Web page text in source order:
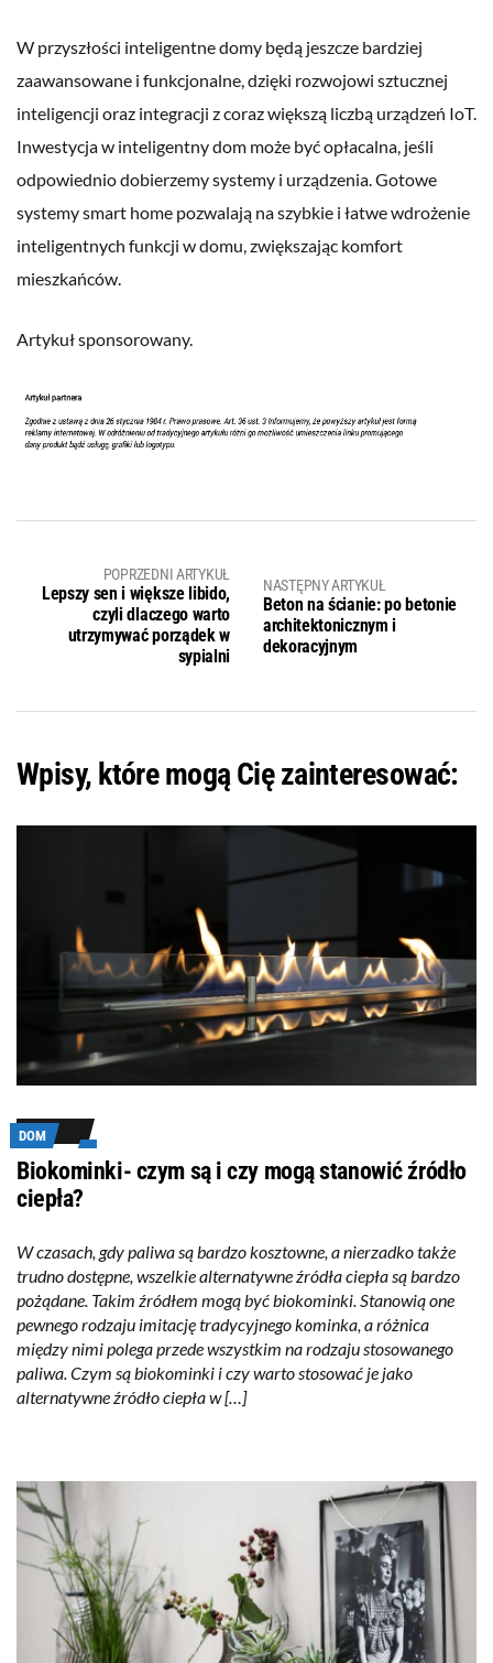
W przyszłości inteligentne domy będą jeszcze bardziej
zaawansowane i funkcjonalne, dzięki rozwojowi sztucznej
inteligencji oraz integracji z coraz większą liczbą urządzeń IoT.
Inwestycja w inteligentny dom może być opłacalna, jeśli
odpowiednio dobierzemy systemy i urządzenia. Gotowe
systemy smart home pozwalają na szybkie i łatwe wdrożenie
inteligentnych funkcji w domu, zwiększając komfort
mieszkańców.
Artykuł sponsorowany.
POPRZEDNI ARTYKUŁ
Lepszy sen i większe libido,
czyli dlaczego warto
utrzymywać porządek w
sypialni
NASTĘPNY ARTYKUŁ
Beton na ścianie: po betonie
architektonicznym i
dekoracyjnym
Wpisy, które mogą Cię zainteresować:
DOM
Biokominki- czym są i czy mogą stanowić źródło
ciepła?
W czasach, gdy paliwa są bardzo kosztowne, a nierzadko także
trudno dostępne, wszelkie alternatywne źródła ciepła są bardzo
pożądane. Takim źródłem mogą być biokominki. Stanowią one
pewnego rodzaju imitację tradycyjnego kominka, a różnica
między nimi polega przede wszystkim na rodzaju stosowanego
paliwa. Czym są biokominki i czy warto stosować je jako
alternatywne źródło ciepła w […]